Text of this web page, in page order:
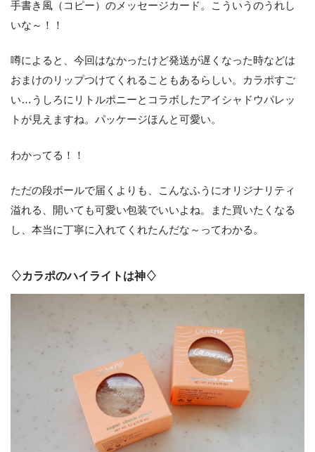
手書き風（コピー）のメッセージカード。こういうのうれし
いな～！！
噂によると、今回はなかったけど発送が遅くなった時などは
おまけのリップつけてくれることもあるらしい。カラポすご
い…うしろにリトルポニーとコラボしたアイシャドウパレッ
トが見えますね。パッケージほんと可愛い。
わかってる！！
ただの段ボールで届くよりも、こんなふうにオリジナリティ
溢れる、開いても可愛い包装でいいよね。また買いたくなる
し、本当に丁寧に入れてくれたんだな～ってわかる。
♢カラポのハイライトは神♢